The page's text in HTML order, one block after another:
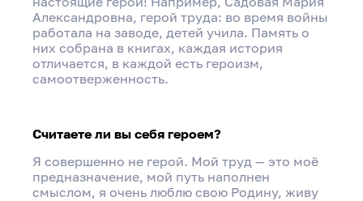
Александровна, герой труда: во время войны
работала на заводе, детей учила. Память о
них собрана в книгах, каждая история
отличается, в каждой есть героизм,
самоотверженность.
Считаете ли вы себя героем?
Я совершенно не герой. Мой труд — это моё
предназначение, мой путь наполнен
смыслом, я очень люблю свою Родину, живу